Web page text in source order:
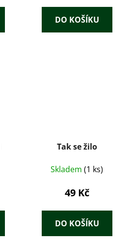
DO KOŠÍKU
Tak se žilo
Skladem (1 ks)
49 Kč
DO KOŠÍKU